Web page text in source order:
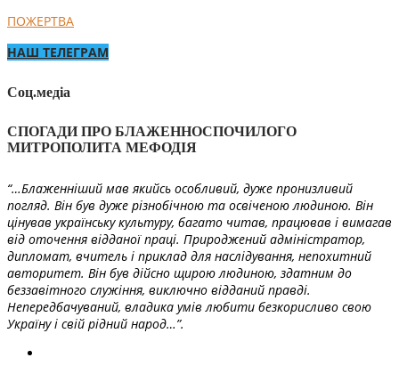
ПОЖЕРТВА
НАШ ТЕЛЕГРАМ
Соц.медіа
СПОГАДИ ПРО БЛАЖЕННОСПОЧИЛОГО
МИТРОПОЛИТА МЕФОДІЯ
“…Блаженніший мав якийсь особливий, дуже пронизливий
погляд. Він був дуже різнобічною та освіченою людиною. Він
цінував українську культуру, багато читав, працював і вимагав
від оточення відданої праці. Природжений адміністратор,
дипломат, вчитель і приклад для наслідування, непохитний
авторитет. Він був дійсно щирою людиною, здатним до
беззавітного служіння, виключно відданий правді.
Непередбачуваний, владика умів любити безкорисливо свою
Україну і свій рідний народ…”.